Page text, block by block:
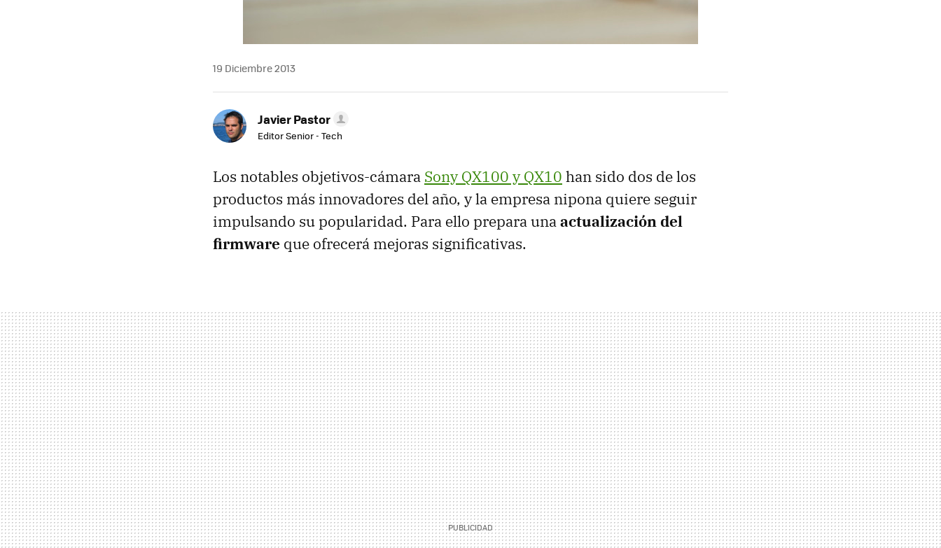
19 Diciembre 2013
Javier Pastor
Editor Senior - Tech
Los notables objetivos-cámara Sony QX100 y QX10 han sido dos de los
productos más innovadores del año, y la empresa nipona quiere seguir
impulsando su popularidad. Para ello prepara unaactualización del
firmware que ofrecerá mejoras significativas.